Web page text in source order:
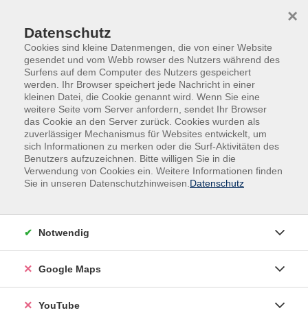
Sitemap
Fachbereich
Kurs
Suche
Datenschutz
Cookies sind kleine Datenmengen, die von einer Website
gesendet und vom Webb rowser des Nutzers während des
Surfens auf dem Computer des Nutzers gespeichert
werden. Ihr Browser speichert jede Nachricht in einer
kleinen Datei, die Cookie genannt wird. Wenn Sie eine
weitere Seite vom Server anfordern, sendet Ihr Browser
das Cookie an den Server zurück. Cookies wurden als
zuverlässiger Mechanismus für Websites entwickelt, um
sich Informationen zu merken oder die Surf-Aktivitäten des
Benutzers aufzuzeichnen. Bitte willigen Sie in die
Verwendung von Cookies ein. Weitere Informationen finden
Sie in unseren Datenschutzhinweisen. Datenschutz
×
Notwendig
Google Maps
YouTube